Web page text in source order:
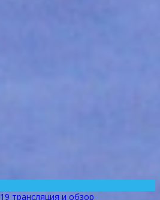
трансляция и обзор